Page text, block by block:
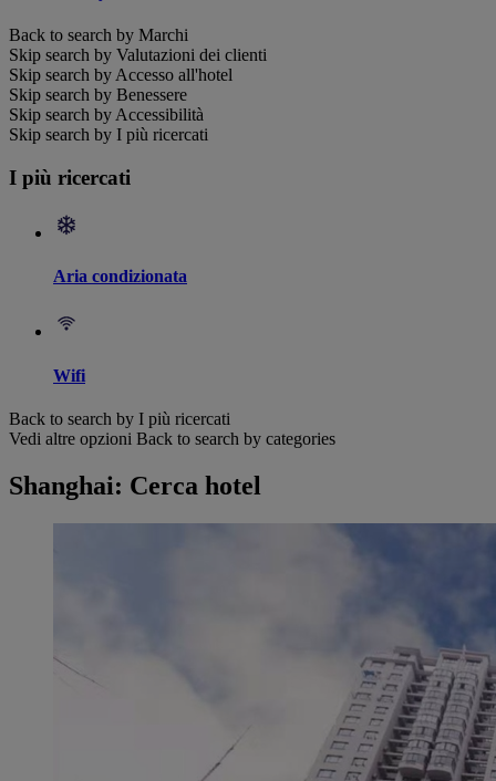
Back to search by Marchi
Skip search by Valutazioni dei clienti
Skip search by Accesso all'hotel
Skip search by Benessere
Skip search by Accessibilità
Skip search by I più ricercati
I più ricercati
Aria condizionata
Wifi
Back to search by I più ricercati
Vedi altre opzioni Back to search by categories
Shanghai: Cerca hotel